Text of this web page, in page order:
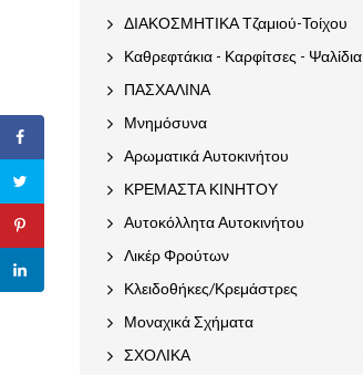
ΔΙΑΚΟΣΜΗΤΙΚΑ Τζαμιού-Τοίχου
Καθρεφτάκια - Καρφίτσες - Ψαλίδια
ΠΑΣΧΑΛΙΝΑ
Μνημόσυνα
Αρωματικά Αυτοκινήτου
ΚΡΕΜΑΣΤΑ ΚΙΝΗΤΟΥ
Αυτοκόλλητα Αυτοκινήτου
Λικέρ Φρούτων
Κλειδοθήκες/Κρεμάστρες
Μοναχικά Σχήματα
ΣΧΟΛΙΚΑ